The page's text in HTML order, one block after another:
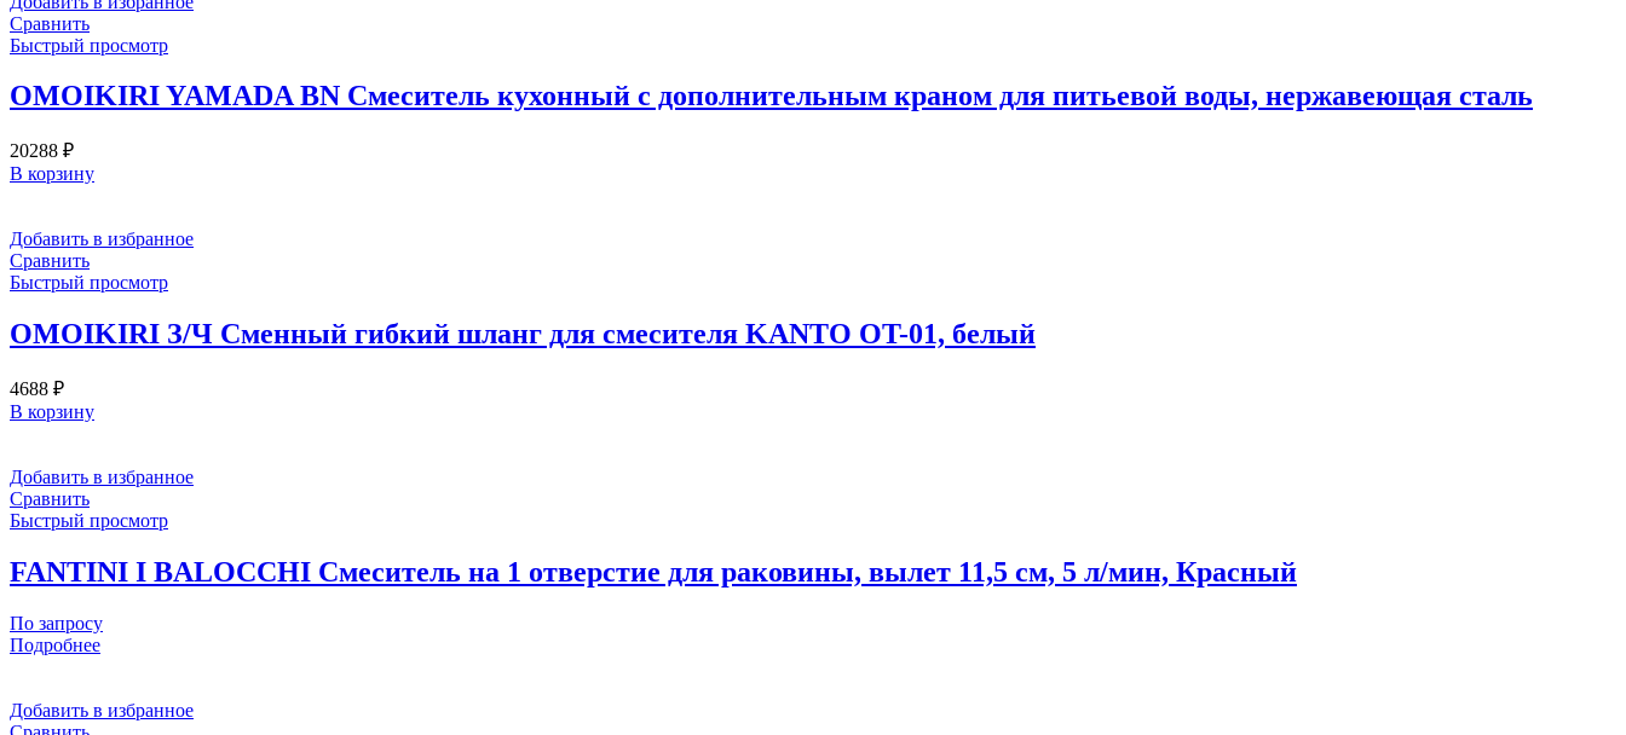
Сравнить
Быстрый просмотр
OMOIKIRI YAMADA BN Смеситель кухонный с дополнительным краном для питьевой воды, нержавеющая сталь
20288 ₽
В корзину
Добавить в избранное
Сравнить
Быстрый просмотр
OMOIKIRI З/Ч Сменный гибкий шланг для смесителя KANTO OT-01, белый
4688 ₽
В корзину
Добавить в избранное
Сравнить
Быстрый просмотр
FANTINI I BALOCCHI Смеситель на 1 отверстие для раковины, вылет 11,5 см, 5 л/мин, Красный
По запросу
Подробнее
Добавить в избранное